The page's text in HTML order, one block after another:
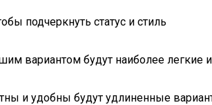
подчеркнуть статус и стиль
вариантом будут наиболее легкие
и удобны будут удлиненные